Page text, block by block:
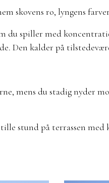
skovens ro, lyngens
du spiller med
Den kalder på
mens du stadig nyder
stund på terrassen